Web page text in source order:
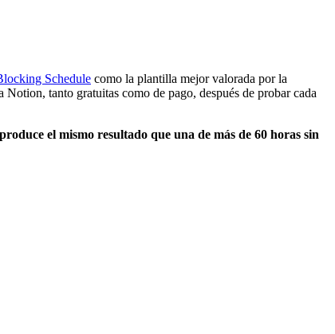
Schedule como la plantilla mejor valorada por la
Notion, tanto gratuitas como de pago, después de probar cada
produce el mismo resultado que una de más de 60 horas sin